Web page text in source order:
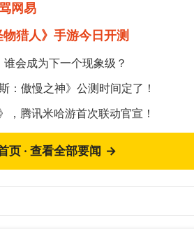
网易
猎人》手游今日开测
会成为下一个现象级？
：傲慢之神》公测时间定了！
腾讯米哈游首次联动官宣！
页 · 查看全部要闻 →